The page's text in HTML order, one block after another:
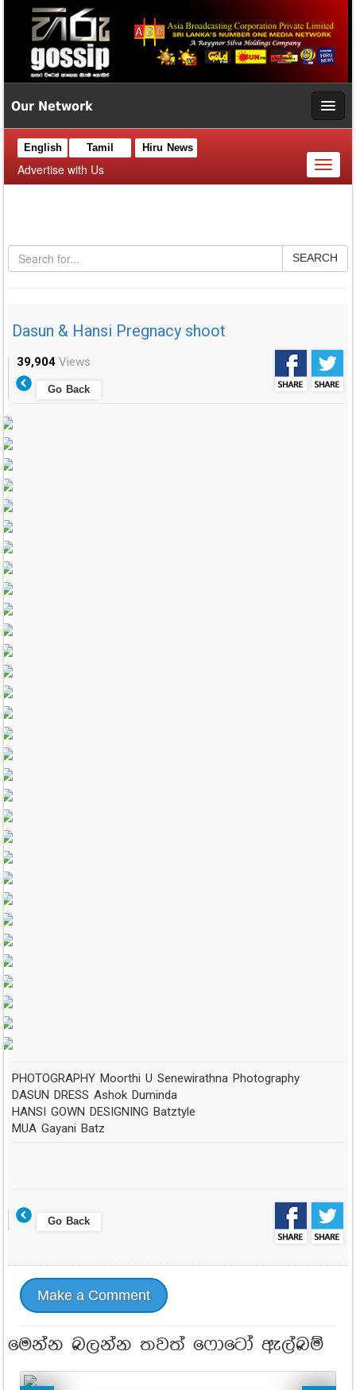
Our Network
English Tamil Hiru News
Advertise with Us
Toggle
SEARCH
Dasun & Hansi Pregnacy shoot
39,904 Views
Go Back
PHOTOGRAPHY Moorthi U Senewirathna Photography
DASUN DRESS Ashok Duminda
HANSI GOWN DESIGNING Batztyle
MUA Gayani Batz
Go Back
Make a Comment
මෙන්න බලන්න තවත් ෆොටෝ ඇල්බම්